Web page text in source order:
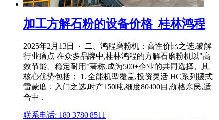
加工方解石粉的设备价格_桂林鸿程
2025年2月13日 · 二、鸿程磨粉机：高性价比之选,破解
行业痛点 在众多品牌中,桂林鸿程的方解石磨粉机以"高
效节能、稳定耐用"著称,成为500+企业的共同选择。其
核心优势包括： 1. 全能机型覆盖,投资灵活 HC系列摆式
雷蒙磨：入门之选,时产150吨,细度80400目,价格亲民,适
合中 .
联系电话: 180 3780 8511